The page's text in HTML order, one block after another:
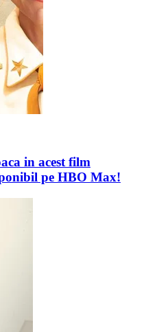
in acest film
pe HBO Max!